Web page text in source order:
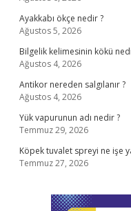
Ayakkabı ökçe nedir ?
Ağustos 5, 2026
Bilgelik kelimesinin kökü
Ağustos 4, 2026
Antikor nereden salgılanır ?
Ağustos 4, 2026
Yük vapurunun adı nedir ?
Temmuz 29, 2026
Köpek tuvalet spreyi ne işe
Temmuz 27, 2026